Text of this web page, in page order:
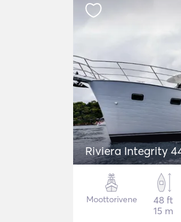
Riviera Integrity
Moottorivene
48 ft
15 m